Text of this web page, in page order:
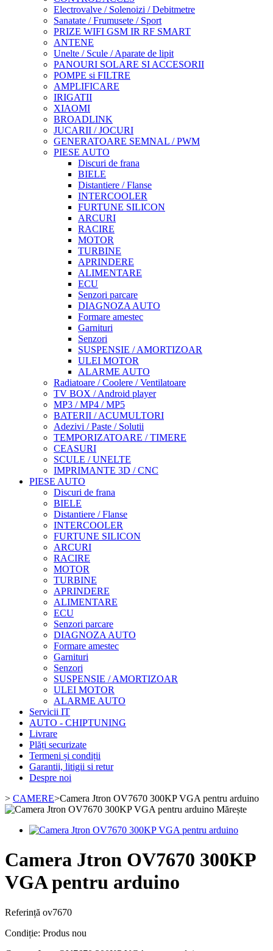
Electrovalve / Solenoizi / Debitmetre
Sanatate / Frumusete / Sport
PRIZE WIFI GSM IR RF SMART
ANTENE
Unelte / Scule / Aparate de lipit
PANOURI SOLARE SI ACCESORII
POMPE si FILTRE
AMPLIFICARE
IRIGATII
XIAOMI
BROADLINK
JUCARII / JOCURI
GENERATOARE SEMNAL / PWM
PIESE AUTO
Discuri de frana
BIELE
Distantiere / Flanse
INTERCOOLER
FURTUNE SILICON
ARCURI
RACIRE
MOTOR
TURBINE
APRINDERE
ALIMENTARE
ECU
Senzori parcare
DIAGNOZA AUTO
Formare amestec
Garnituri
Senzori
SUSPENSIE / AMORTIZOAR
ULEI MOTOR
ALARME AUTO
Radiatoare / Coolere / Ventilatoare
TV BOX / Android player
MP3 / MP4 / MP5
BATERII / ACUMULTORI
Adezivi / Paste / Solutii
TEMPORIZATOARE / TIMERE
CEASURI
SCULE / UNELTE
IMPRIMANTE 3D / CNC
PIESE AUTO
Discuri de frana
BIELE
Distantiere / Flanse
INTERCOOLER
FURTUNE SILICON
ARCURI
RACIRE
MOTOR
TURBINE
APRINDERE
ALIMENTARE
ECU
Senzori parcare
DIAGNOZA AUTO
Formare amestec
Garnituri
Senzori
SUSPENSIE / AMORTIZOAR
ULEI MOTOR
ALARME AUTO
Servicii IT
AUTO - CHIPTUNING
Livrare
Plăți securizate
Termeni și condiții
Garantii, litigii si retur
Despre noi
> CAMERE>Camera Jtron OV7670 300KP VGA pentru arduino
Mărește
Camera Jtron OV7670 300KP
VGA pentru arduino
Referință ov7670
Condiție: Produs nou